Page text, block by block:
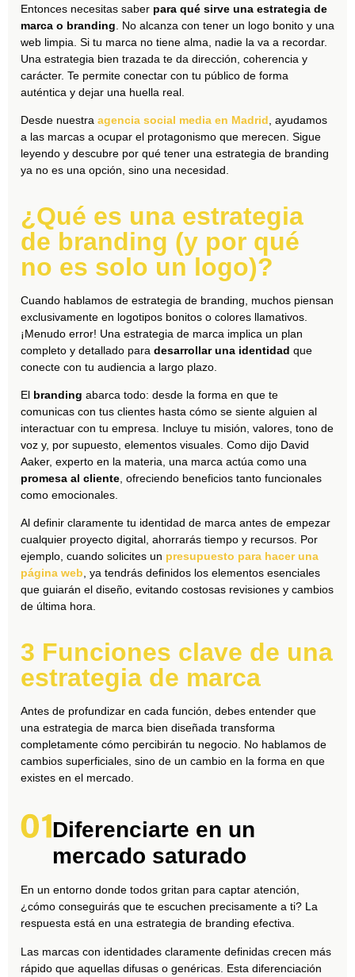
Entonces necesitas saber para qué sirve una estrategia de
marca o branding . No alcanza con tener un logo bonito y una
web limpia. Si tu marca no tiene alma, nadie la va a recordar.
Una estrategia bien trazada te da dirección, coherencia y
carácter. Te permite conectar con tu público de forma
auténtica y dejar una huella real.
Desde nuestra agencia social media en Madrid , ayudamos
a las marcas a ocupar el protagonismo que merecen. Sigue
leyendo y descubre por qué tener una estrategia de branding
ya no es una opción, sino una necesidad.
¿Qué es una estrategia
de branding (y por qué
no es solo un logo)?
Cuando hablamos de estrategia de branding, muchos piensan
exclusivamente en logotipos bonitos o colores llamativos.
¡Menudo error! Una estrategia de marca implica un plan
completo y detallado para desarrollar una identidad que
conecte con tu audiencia a largo plazo.
El branding abarca todo: desde la forma en que te
comunicas con tus clientes hasta cómo se siente alguien al
interactuar con tu empresa. Incluye tu misión, valores, tono de
voz y, por supuesto, elementos visuales. Como dijo David
Aaker, experto en la materia, una marca actúa como una
promesa al cliente , ofreciendo beneficios tanto funcionales
como emocionales.
Al definir claramente tu identidad de marca antes de empezar
cualquier proyecto digital, ahorrarás tiempo y recursos. Por
ejemplo, cuando solicites un presupuesto para hacer una
página web, ya tendrás definidos los elementos esenciales
que guiarán el diseño, evitando costosas revisiones y cambios
de última hora.
3 Funciones clave de una
estrategia de marca
Antes de profundizar en cada función, debes entender que
una estrategia de marca bien diseñada transforma
completamente cómo percibirán tu negocio. No hablamos de
cambios superficiales, sino de un cambio en la forma en que
existes en el mercado.
Diferenciarte en un
mercado saturado
En un entorno donde todos gritan para captar atención,
¿cómo conseguirás que te escuchen precisamente a ti? La
respuesta está en una estrategia de branding efectiva.
Las marcas con identidades claramente definidas crecen más
rápido que aquellas difusas o genéricas. Esta diferenciación